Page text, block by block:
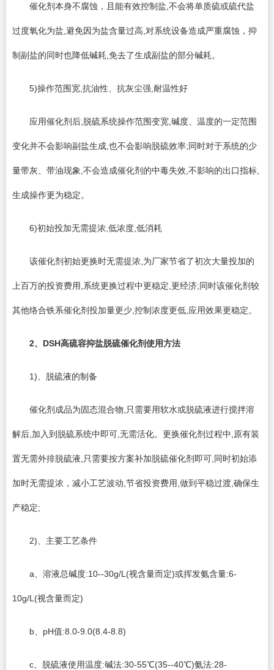
催化剂本身不腐蚀，且能有效控制盐,不会将单质硫或硫代盐
过度氧化为盐,避免因为盐含量过高,对系统设备造成严重腐蚀，抑
制副盐的同时也降低碱耗,免去了生成副盐的部分碱耗。
5)操作范围宽,抗油性、抗灰尘强,耐温性好
应用催化剂后,脱硫系统操作范围变宽,碱度、温度的一定范围
变化并不会影响副盐生成,也不会影响脱硫效率;同时对于系统的少
量带灰、带油现象,不会造成催化剂的中毒失效,不影响的出口指标,
生成操作更为稳定。
6)初始投加无需提浓,低浓度,低消耗
该催化剂初始更换时无需提浓,为厂家节省了初次大量投加的
上百万的投资费用,系统更换过程中更稳定,更经济;同时该催化剂较
其他络合铁系催化剂投加量更少,控制浓度更低,应用效果更稳定。
2、 DSH高硫容抑盐脱硫催化剂使用方法
1)、脱硫液的制备
催化剂成品为固态混合物,只需要用软水或脱硫液进行搅拌溶
解后,加入到脱硫系统中即可,无需活化。更换催化剂过程中,原有装
置无需外排脱硫液,只需要按方案补加脱硫催化剂即可,同时初始添
加时无需提浓，减小工艺波动,节省投资费用,做到平稳过渡,确保生
产稳定;
2)、主要工艺条件
a、溶液总碱度:10--30g/L(视含量而定)或挥发氨含量:6-
10g/L(视含量而定)
b、pH值:8.0-9.0(8.4-8.8)
c、脱硫液使用温度:碱法:30-55℃(35--40℃)氨法:28-